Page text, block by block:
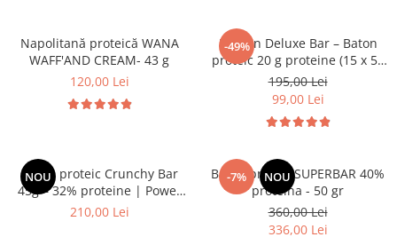
Napolitană proteică WANA
WAFF'AND CREAM- 43 g
120,00 Lei
-49%
Protein Deluxe Bar – Baton
proteic 20 g proteine (15 x 55
g) |Power System
195,00 Lei
99,00 Lei
NOU
Baton proteic Crunchy Bar
45g – 32% proteine | Power
System
210,00 Lei
-7% NOU
Baton proteic SUPERBAR 40%
proteina - 50 gr
360,00 Lei
336,00 Lei